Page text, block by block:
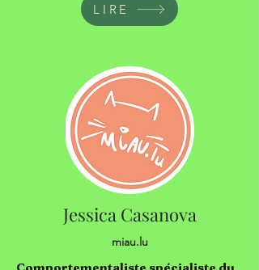
LIRE
Jessica Casanova
miau.lu